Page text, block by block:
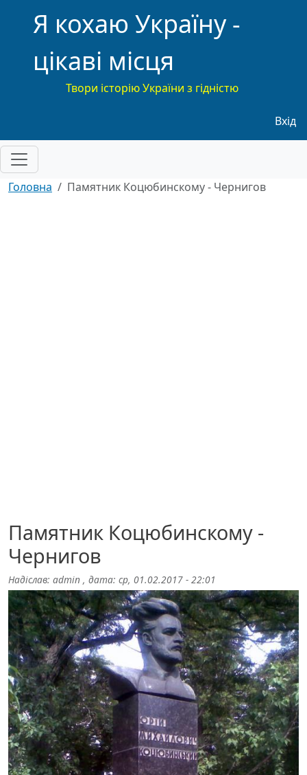
Я кохаю Україну -
цікаві місця
Твори історію України з гідністю
Вхід
Головна Памятник Коцюбинскому - Чернигов
Памятник Коцюбинскому -
Чернигов
Надіслав: admin , дата: ср, 01.02.2017 - 22:01